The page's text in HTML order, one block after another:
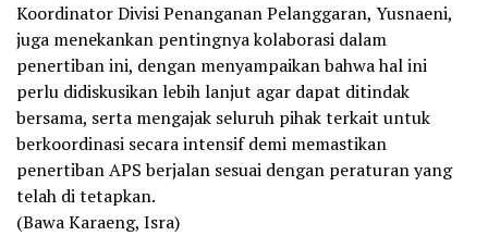
Koordinator Divisi Penanganan Pelanggaran, Yusnaeni,
juga menekankan pentingnya kolaborasi dalam
penertiban ini, dengan menyampaikan bahwa hal ini
perlu didiskusikan lebih lanjut agar dapat ditindak
bersama, serta mengajak seluruh pihak terkait untuk
berkoordinasi secara intensif demi memastikan
penertiban APS berjalan sesuai dengan peraturan yang
telah di tetapkan.
(Bawa Karaeng, Isra)